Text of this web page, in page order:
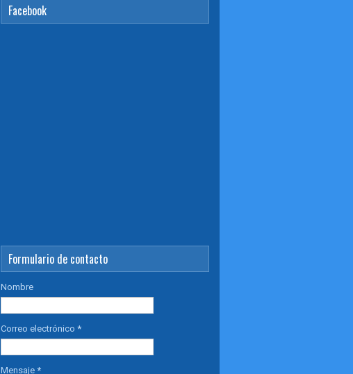
Facebook
Formulario de contacto
Nombre
Correo electrónico *
Mensaje *